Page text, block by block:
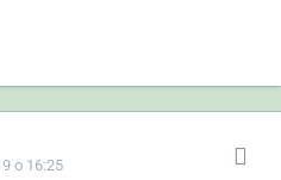
o 16:25